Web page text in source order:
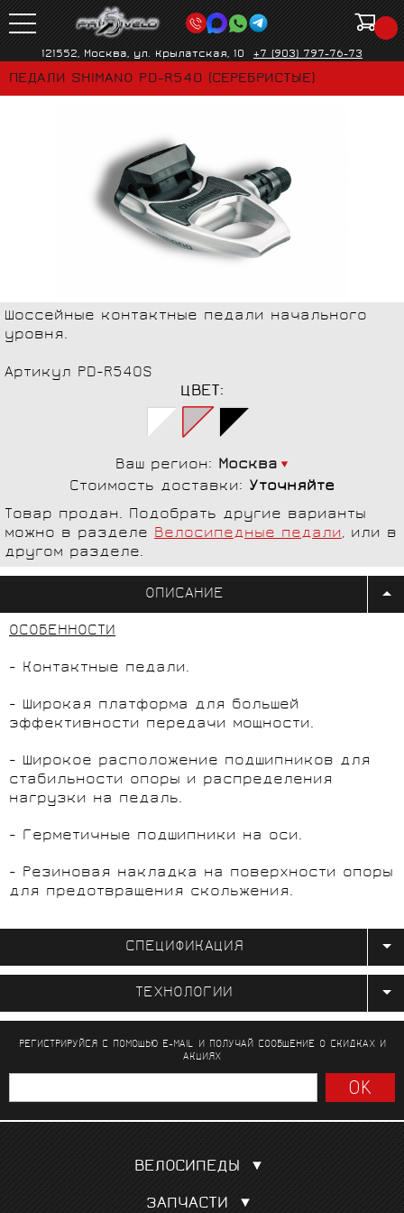
121552, Москва, ул. Крылатская, 10 +7 (903) 797-76-73
ПЕДАЛИ SHIMANO PD-R540 (СЕРЕБРИСТЫЕ)
Шоссейные контактные педали начального
уровня.
Артикул PD-R540S
ЦВЕТ:
Ваш регион: Москва
Стоимость доставки: Уточняйте
Товар продан. Подобрать другие варианты
можно в разделе Велосипедные педали, или в
другом разделе.
ОПИСАНИЕ
ОСОБЕННОСТИ
- Контактные педали.
- Широкая платформа для большей
эффективности передачи мощности.
- Широкое расположение подшипников для
стабильности опоры и распределения
нагрузки на педаль.
- Герметичные подшипники на оси.
- Резиновая накладка на поверхности опоры
для предотвращения скольжения.
СПЕЦИФИКАЦИЯ
ТЕХНОЛОГИИ
РЕГИСТРИРУЙСЯ С ПОМОЩЬЮ E-MAIL И ПОЛУЧАЙ СООБЩЕНИЕО СКИДКАХ И
АКЦИЯХ
ВЕЛОСИПЕДЫ
Шоссейные
ЗАПЧАСТИ